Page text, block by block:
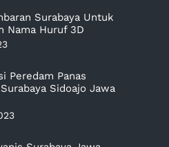
Surabaya Untuk
Nama Huruf 3D
Peredam Panas
Sidoajo Jawa